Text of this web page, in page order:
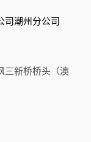
司潮州分公司
三新桥桥头（澳